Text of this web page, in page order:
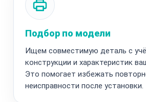
Подбор по модели
Ищем совместимую деталь с
конструкции и характеристик
Это помогает избежать
неисправности после установки.